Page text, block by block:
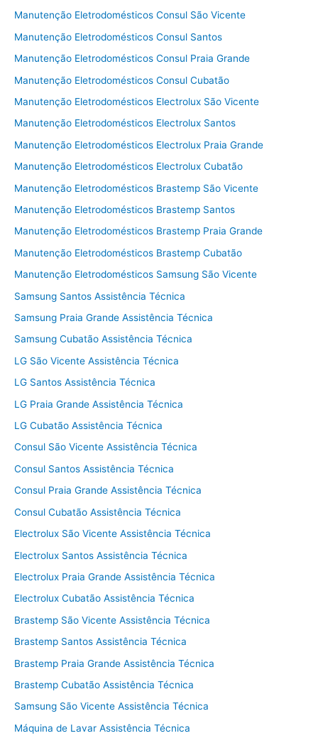
Manutenção Eletrodomésticos Consul São Vicente
Manutenção Eletrodomésticos Consul Santos
Manutenção Eletrodomésticos Consul Praia Grande
Manutenção Eletrodomésticos Consul Cubatão
Manutenção Eletrodomésticos Electrolux São Vicente
Manutenção Eletrodomésticos Electrolux Santos
Manutenção Eletrodomésticos Electrolux Praia Grande
Manutenção Eletrodomésticos Electrolux Cubatão
Manutenção Eletrodomésticos Brastemp São Vicente
Manutenção Eletrodomésticos Brastemp Santos
Manutenção Eletrodomésticos Brastemp Praia Grande
Manutenção Eletrodomésticos Brastemp Cubatão
Manutenção Eletrodomésticos Samsung São Vicente
Samsung Santos Assistência Técnica
Samsung Praia Grande Assistência Técnica
Samsung Cubatão Assistência Técnica
LG São Vicente Assistência Técnica
LG Santos Assistência Técnica
LG Praia Grande Assistência Técnica
LG Cubatão Assistência Técnica
Consul São Vicente Assistência Técnica
Consul Santos Assistência Técnica
Consul Praia Grande Assistência Técnica
Consul Cubatão Assistência Técnica
Electrolux São Vicente Assistência Técnica
Electrolux Santos Assistência Técnica
Electrolux Praia Grande Assistência Técnica
Electrolux Cubatão Assistência Técnica
Brastemp São Vicente Assistência Técnica
Brastemp Santos Assistência Técnica
Brastemp Praia Grande Assistência Técnica
Brastemp Cubatão Assistência Técnica
Samsung São Vicente Assistência Técnica
Máquina de Lavar Assistência Técnica